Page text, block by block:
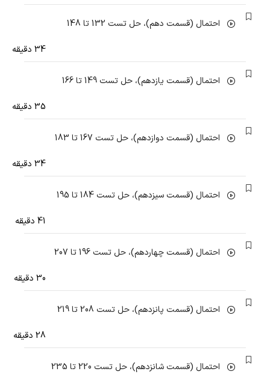
احتمال (قسمت دهم)، حل تست 132 تا 148
34 دقیقه
احتمال (قسمت یازدهم)، حل تست 149 تا 166
35 دقیقه
احتمال (قسمت دوازدهم)، حل تست 167 تا 183
34 دقیقه
احتمال (قسمت سیزدهم)، حل تست 184 تا 195
41 دقیقه
احتمال (قسمت چهاردهم)، حل تست 196 تا 207
30 دقیقه
احتمال (قسمت پانزدهم)، حل تست 208 تا 219
28 دقیقه
احتمال (قسمت شانزدهم)، حل تست 220 تا 235